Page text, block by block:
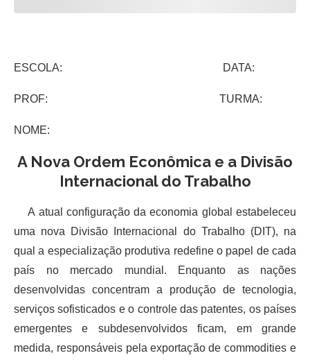
ESCOLA: DATA:
PROF: TURMA:
NOME:
A Nova Ordem Econômica e a Divisão
Internacional do Trabalho
A atual configuração da economia global estabeleceu
uma nova Divisão Internacional do Trabalho (DIT), na
qual a especialização produtiva redefine o papel de cada
país no mercado mundial. Enquanto as nações
desenvolvidas concentram a produção de tecnologia,
serviços sofisticados e o controle das patentes, os países
emergentes e subdesenvolvidos ficam, em grande
medida, responsáveis pela exportação de commodities e